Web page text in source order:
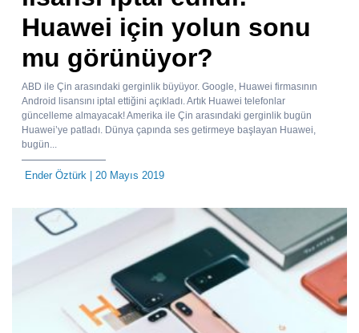
Huawei için yolun sonu
mu görünüyor?
ABD ile Çin arasındaki gerginlik büyüyor. Google, Huawei firmasının
Android lisansını iptal ettiğini açıkladı. Artık Huawei telefonlar
güncelleme almayacak! Amerika ile Çin arasındaki gerginlik bugün
Huawei’ye patladı. Dünya çapında ses getirmeye başlayan Huawei,
bugün...
Ender Öztürk | 20 Mayıs 2019